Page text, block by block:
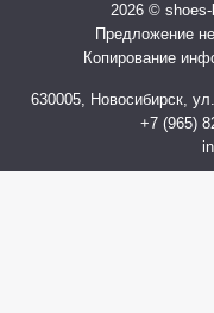
2026 ©
Предложение
Копирование
630005, Новосибирск,
+7 (965)